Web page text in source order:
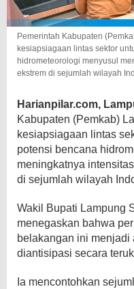
Pemerintah Kabupaten
kesiapsiagaan lintas sektor
hidrometeorologi menyusul
ekstrem di sejumlah wilayah
Harianpilar.com,
Kabupaten (Pemkab)
kesiapsiagaan lintas
potensi bencana
meningkatnya
di sejumlah wilayah
Wakil Bupati Lampung
menegaskan bahwa
belakangan ini menjadi
diantisipasi secara
Ia mencontohkan